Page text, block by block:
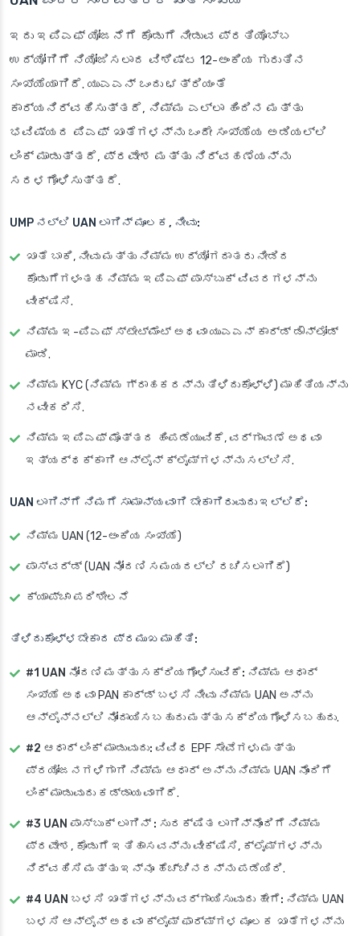
ಇದು ಇಪಿಎಫ್ ಯೋಜನೆಗೆ ಕೊಡುಗೆ ನೀಡುವ ಪ್ರತಿಯೊಬ್ಬ
ಉದ್ಯೋಗಿಗೆ ನಿಯೋಜಿಸಲಾದ ವಿಶಿಷ್ಟ 12-ಅಂಕಿಯ ಗುರುತಿನ
ಸಂಖ್ಯೆಯಾಗಿದೆ. ಯುಎಎನ್ ಒಂದು ಛತ್ರಿಯಂತೆ
ಕಾರ್ಯನಿರ್ವಹಿಸುತ್ತದೆ, ನಿಮ್ಮ ಎಲ್ಲಾ ಹಿಂದಿನ ಮತ್ತು
ಭವಿಷ್ಯದ ಪಿಎಫ್ ಖಾತೆಗಳನ್ನು ಒಂದೇ ಸಂಖ್ಯೆಯ ಅಡಿಯಲ್ಲಿ
ಲಿಂಕ್ ಮಾಡುತ್ತದೆ, ಪ್ರವೇಶ ಮತ್ತು ನಿರ್ವಹಣೆಯನ್ನು
ಸರಳಗೊಳಿಸುತ್ತದೆ.
UMP ನಲ್ಲಿ UAN ಲಾಗಿನ್ ಮೂಲಕ, ನೀವು:
ಖಾತೆ ಬಾಕಿ, ನೀವು ಮತ್ತು ನಿಮ್ಮ ಉದ್ಯೋಗದಾತರು ನೀಡಿದ
ಕೊಡುಗೆಗಳಂತಹ ನಿಮ್ಮ ಇಪಿಎಫ್ ಪಾಸ್‌ಬುಕ್ ವಿವರಗಳನ್ನು
ವೀಕ್ಷಿಸಿ.
ನಿಮ್ಮ ಇ-ಪಿಎಫ್ ಸ್ಟೇಟ್‌ಮೆಂಟ್ ಅಥವಾ ಯುಎಎನ್ ಕಾರ್ಡ್ ಡೌನ್‌ಲೋಡ್
ಮಾಡಿ.
ನಿಮ್ಮ KYC (ನಿಮ್ಮ ಗ್ರಾಹಕರನ್ನು ತಿಳಿದುಕೊಳ್ಳಿ) ಮಾಹಿತಿಯನ್ನು
ನವೀಕರಿಸಿ.
ನಿಮ್ಮ ಇಪಿಎಫ್ ಮೊತ್ತದ ಹಿಂಪಡೆಯುವಿಕೆ, ವರ್ಗಾವಣೆ ಅಥವಾ
ಇತ್ಯರ್ಥಕ್ಕಾಗಿ ಆನ್‌ಲೈನ್ ಕ್ಲೈಮ್‌ಗಳನ್ನು ಸಲ್ಲಿಸಿ.
UAN ಲಾಗಿನ್‌ಗೆ ನಿಮಗೆ ಸಾಮಾನ್ಯವಾಗಿ ಬೇಕಾಗಿರುವುದು ಇಲ್ಲಿದೆ:
ನಿಮ್ಮ UAN (12-ಅಂಕಿಯ ಸಂಖ್ಯೆ)
ಪಾಸ್‌ವರ್ಡ್ (UAN ನೋಂದಣಿ ಸಮಯದಲ್ಲಿ ರಚಿಸಲಾಗಿದೆ)
ಕ್ಯಾಪ್ಚಾ ಪರಿಶೀಲನೆ
ತಿಳಿದುಕೊಳ್ಳಬೇಕಾದ ಪ್ರಮುಖ ಮಾಹಿತಿ:
#1 UAN ನೋಂದಣಿ ಮತ್ತು ಸಕ್ರಿಯಗೊಳಿಸುವಿಕೆ: ನಿಮ್ಮ ಆಧಾರ್
ಸಂಖ್ಯೆ ಅಥವಾ PAN ಕಾರ್ಡ್ ಬಳಸಿ ನೀವು ನಿಮ್ಮ UAN ಅನ್ನು
ಆನ್‌ಲೈನ್‌ನಲ್ಲಿ ನೋಂದಾಯಿಸಬಹುದು ಮತ್ತು ಸಕ್ರಿಯಗೊಳಿಸಬಹುದು.
#2 ಆಧಾರ್ ಲಿಂಕ್ ಮಾಡುವುದು: ವಿವಿಧ EPF ಸೇವೆಗಳು ಮತ್ತು
ಪ್ರಯೋಜನಗಳಿಗಾಗಿ ನಿಮ್ಮ ಆಧಾರ್ ಅನ್ನು ನಿಮ್ಮ UAN ನೊಂದಿಗೆ
ಲಿಂಕ್ ಮಾಡುವುದು ಕಡ್ಡಾಯವಾಗಿದೆ.
#3 UAN ಪಾಸ್‌ಬುಕ್ ಲಾಗಿನ್ : ಸುರಕ್ಷಿತ ಲಾಗಿನ್‌ನೊಂದಿಗೆ ನಿಮ್ಮ
ಪ್ರವೇಶ, ಕೊಡುಗೆ ಇತಿಹಾಸವನ್ನು ವೀಕ್ಷಿಸಿ, ಕ್ಲೈಮ್‌ಗಳನ್ನು
ನಿರ್ವಹಿಸಿ ಮತ್ತು ಇನ್ನೂ ಹೆಚ್ಚಿನದನ್ನು ಪಡೆಯಿರಿ.
#4 UAN ಬಳಸಿ ಖಾತೆಗಳನ್ನು ವರ್ಗಾಯಿಸುವುದು ಹೇಗೆ: ನಿಮ್ಮ UAN
ಬಳಸಿ ಆನ್‌ಲೈನ್ ಅಥವಾ ಕ್ಲೈಮ್ ಫಾರ್ಮ್‌ಗಳ ಮೂಲಕ ಖಾತೆಗಳನ್ನು